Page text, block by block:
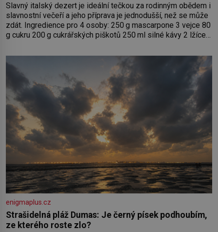
Slavný italský dezert je ideální tečkou za rodinným obědem i
slavnostní večeří a jeho příprava je jednodušší, než se může
zdát. Ingredience pro 4 osoby: 250 g mascarpone 3 vejce 80
g cukru 200 g cukrářských piškotů 250 ml silné kávy 2 lžíce
bílků. Žloutky vyšlehejte s cukrem do světlé pěny a postupně
do nich vmíchejte mascarpone, aby vznikl hladký
enigmaplus.cz
Strašidelná pláž Dumas: Je černý písek podhoubím,
ze kterého roste zlo?